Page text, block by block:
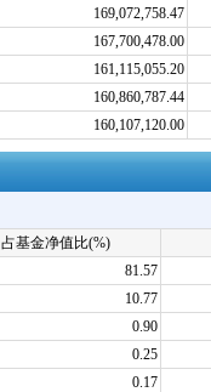
169,072,758.47
167,700,478.00
161,115,055.20
160,860,787.44
160,107,120.00
占基金净值比(%)
81.57
10.77
0.90
0.25
0.17